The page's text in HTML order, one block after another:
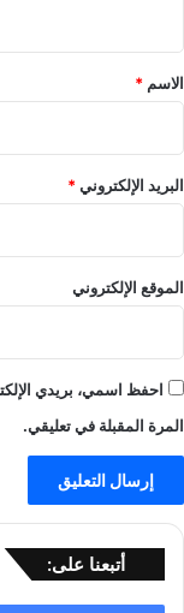
*
الاسم *
البريد الإلكتروني*
الموقع الإلكتروني
احفظ اسمي، بريدي
المرة المقبلة في تعليقي.
أتبعنا على: